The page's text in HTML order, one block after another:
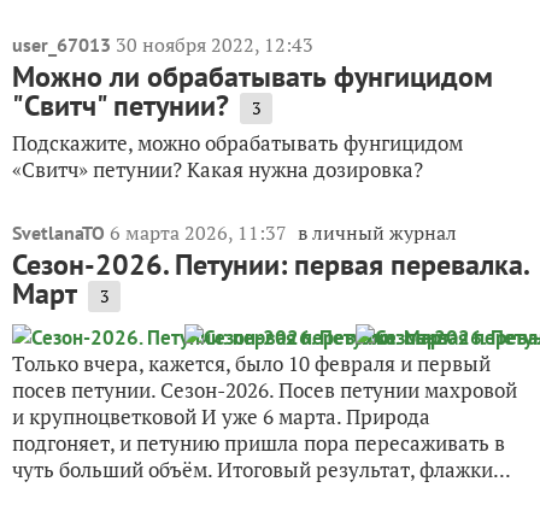
user_67013 30 ноября 2022, 12:43
Можно ли обрабатывать фунгицидом
"Свитч" петунии? 3
Подскажите, можно обрабатывать фунгицидом
«Свитч» петунии? Какая нужна дозировка?
SvetlanaTO 6 марта 2026, 11:37 в личный журнал
Сезон-2026. Петунии: первая перевалка.
Март 3
Только вчера, кажется, было 10 февраля и первый
посев петунии. Сезон-2026. Посев петунии махровой
и крупноцветковой И уже 6 марта. Природа
подгоняет, и петунию пришла пора пересаживать в
чуть больший объём. Итоговый результат, флажки...